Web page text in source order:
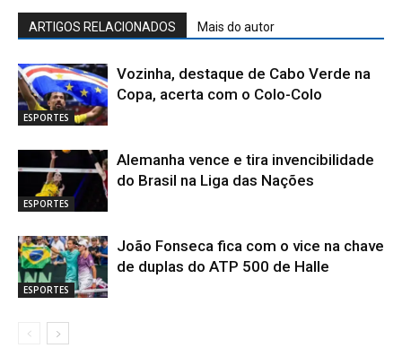
ARTIGOS RELACIONADOS Mais do autor
ESPORTES
Vozinha, destaque de Cabo Verde na
Copa, acerta com o Colo-Colo
ESPORTES
Alemanha vence e tira invencibilidade
do Brasil na Liga das Nações
ESPORTES
João Fonseca fica com o vice na chave
de duplas do ATP 500 de Halle